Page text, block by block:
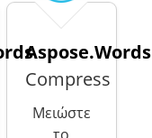
Aspose.Words
Compress
Μειώστε